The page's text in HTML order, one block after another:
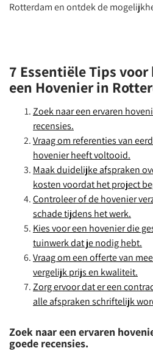
Rotterdam en ontdek de
7 Essentiële Tips
een Hovenier in
Zoek naar een ervaren
recensies.
Vraag om referenties van
hovenier heeft voltooid.
Maak duidelijke afspraken
kosten voordat het project
Controleer of de hovenier
schade tijdens het werk.
Kies voor een hovenier die
tuinwerk dat je nodig hebt.
Vraag om een offerte van
vergelijk prijs en kwaliteit.
Zorg ervoor dat er een
alle afspraken schriftelijk
Zoek naar een ervaren
goede recensies.